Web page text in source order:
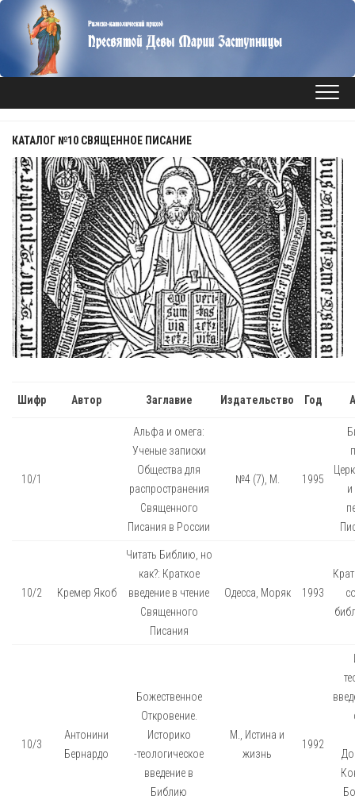
Перейти
содержанию
КАТАЛОГ №10 СВЯЩЕННОЕ ПИСАНИЕ
Шифр Автор Заглавие Издательство Год
10/1
Альфа и омега:
Ученые записки
Общества для
распространения
Священного
Писания в России
№4 (7), М. 1995
и
10/2 Кремер Якоб
Читать Библию, но
как?: Краткое
введение в чтение
Священного
Писания
Одесса, Моряк 1993
10/3
Антонини
Бернардо
Божественное
Откровение.
Историко
-теологическое
введение в
Библию
М., Истина и
жизнь
1992